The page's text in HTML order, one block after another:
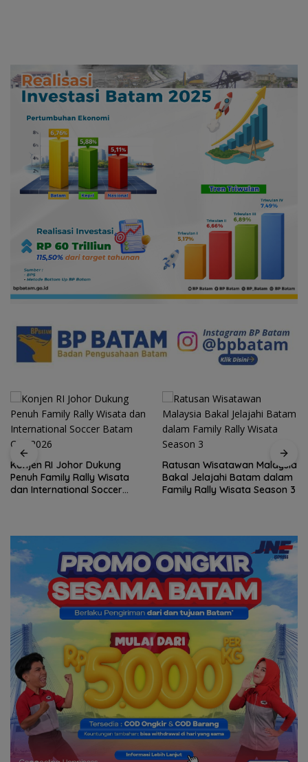
Konjen RI Johor Dukung
Penuh Family Rally Wisata
dan International Soccer
Ratusan Wisatawan Malaysia
Bakal Jelajahi Batam dalam
Family Rally Wisata Season 3